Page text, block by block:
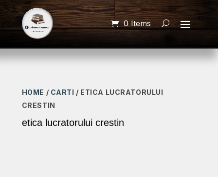
0 Items
HOME / CARTI / ETICA LUCRATORULUI
CRESTIN
etica lucratorului crestin